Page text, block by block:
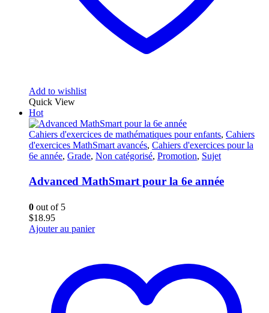
Add to wishlist
Quick View
Hot
Cahiers d'exercices de mathématiques pour enfants, Cahiers
d'exercices MathSmart avancés, Cahiers d'exercices pour la
6e année, Grade, Non catégorisé, Promotion, Sujet
Advanced MathSmart pour la 6e année
0 out of 5
$18.95
Ajouter au panier